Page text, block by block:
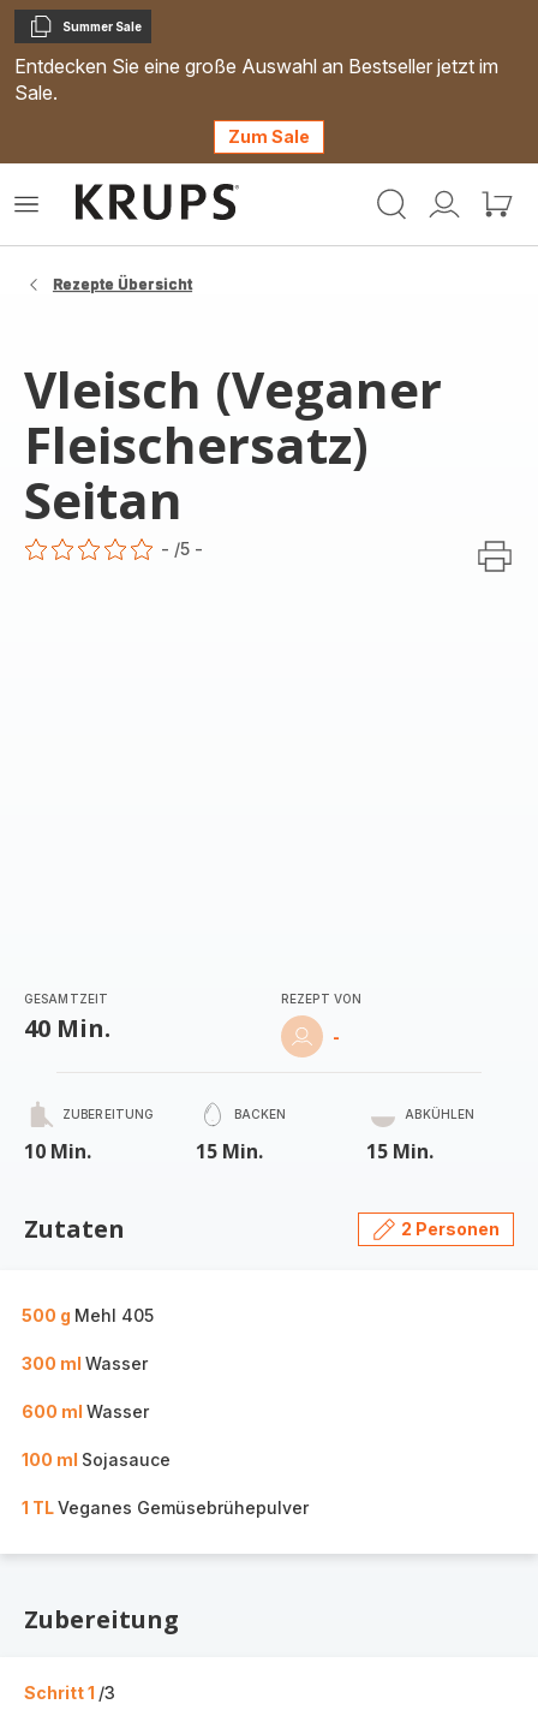
Kopieren
Summer Sale
Entdecken Sie eine große Auswahl an Bestseller jetzt im
Sale.
Zum Sale
Mein
Mein
Das
Rezepte Übersicht
Vleisch (Veganer
Fleischersatz)
Seitan
- /5 -
GESAMTZEIT
40 Min.
REZEPT VON
-
ZUBEREITUNG
10 Min.
BACKEN
15 Min.
ABKÜHLEN
15 Min.
Zutaten 2 Personen
500 g Mehl 405
300 ml Wasser
600 ml Wasser
100 ml Sojasauce
1 TLVeganes Gemüsebrühepulver
Zubereitung
Schritt 1 /3